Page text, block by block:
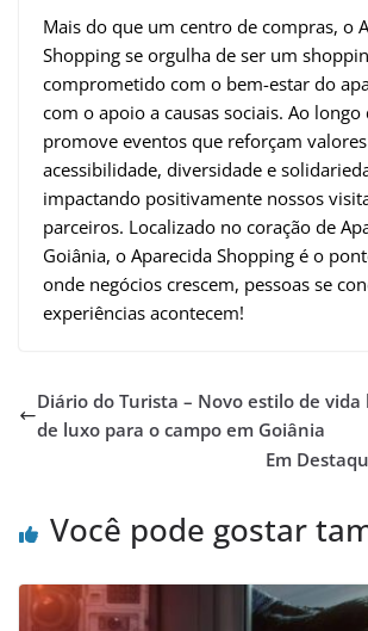
Mais do que um centro de compras, o
Shopping se orgulha de ser um
comprometido com o bem-estar do
com o apoio a causas sociais. Ao longo
promove eventos que reforçam
acessibilidade, diversidade e
impactando positivamente nossos
parceiros. Localizado no coração de
Goiânia, o Aparecida Shopping é o
onde negócios crescem, pessoas se
experiências acontecem!
Diário do Turista – Novo estilo de vida
de luxo para o campo em Goiânia
Em
Você pode gostar